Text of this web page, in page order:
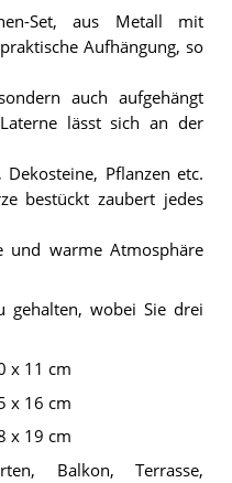
Set, aus Metall mit
Aufhängung, so
auch aufgehängt
lässt sich an der
Pflanzen etc.
bestückt zaubert jedes
und warme Atmosphäre
gehalten, wobei Sie drei
x 11 cm
x 16 cm
x 19 cm
Balkon, Terrasse,